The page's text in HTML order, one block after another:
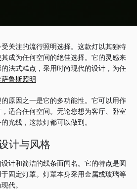
关注的流行照明选择。 这款灯以其独特
成为任何空间的绝佳选择。 它的灵感来
法式糕点，采用时尚现代的设计，为任
萨鲁斯照明
原因之一是它的多功能性。 它可以用作
适合任何空间。 无论您想为客厅、卧室
光线，这款灯都可以做到。
计与风格
计和简洁的线条而闻名。 它的特点是圆
固定灯罩。 灯罩本身采用金属或玻璃等
代。